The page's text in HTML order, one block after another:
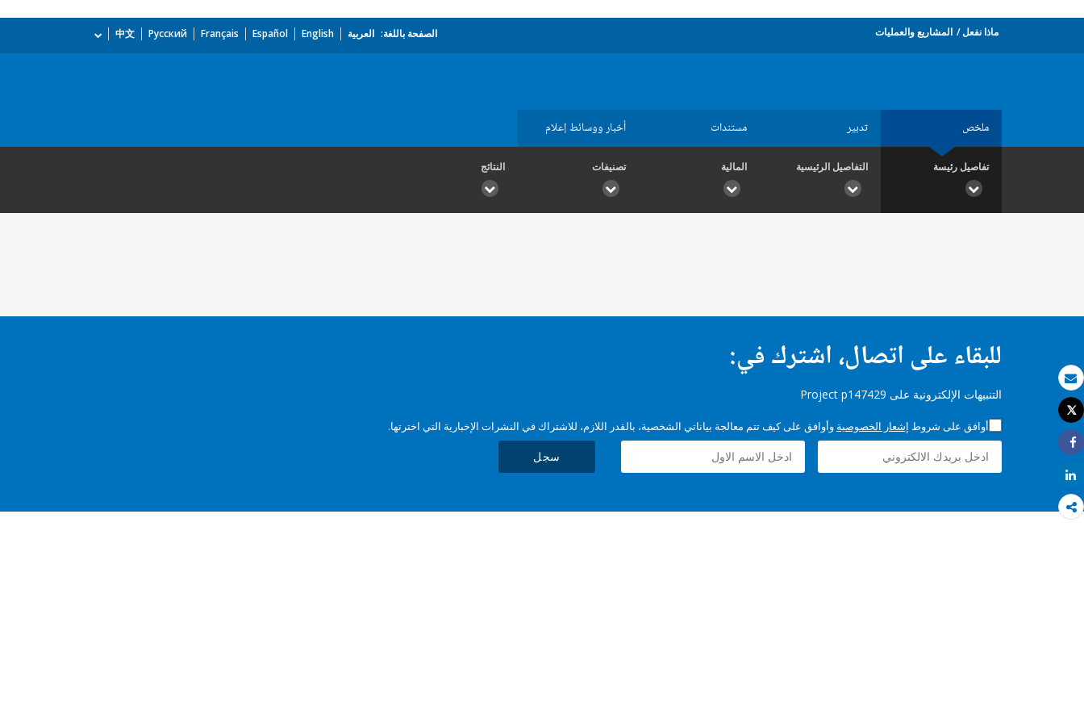
بريد الكتروني
طباعة
Tweet
Share
Share
ماذا نفعل المشاريع والعمليات الصفحة باللغة: العربية English
Español
Français
Русский
中文
ملخص تدبير مستندات أخبار ووسائط إعلام
تفاصيل رئيسة التفاصيل الرئيسية المالية تصنيفات النتائج
للبقاء على اتصال، اشترك في:
التنبيهات الإلكترونية على Project p147429
أوافق على شروط إشعار الخصوصية وأوافق على كيف تتم معالجة بياناتي الشخصية، بالقدر اللازم، للاشتراك في النشرات الإخبارية التي اخترتها.
سجل